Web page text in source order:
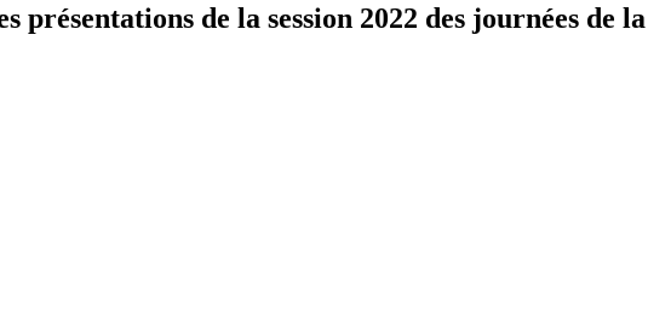
présentations de la session 2022 des journées de